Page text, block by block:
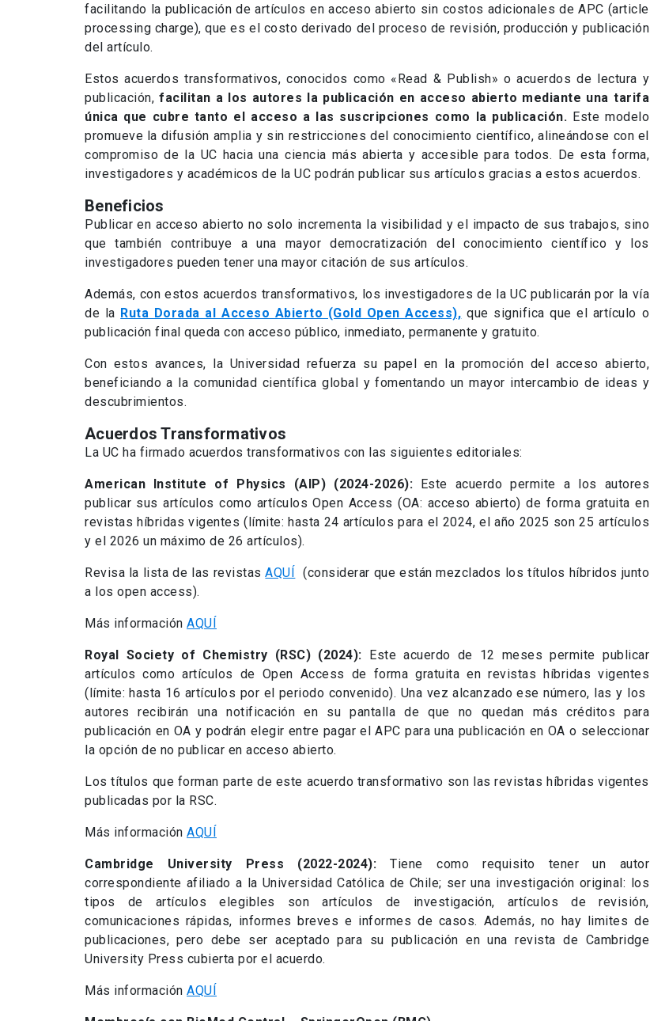
facilitando la publicación de artículos en acceso abierto sin costos adicionales de APC (article
processing charge), que es el costo derivado del proceso de revisión, producción y publicación
del artículo.
Estos acuerdos transformativos, conocidos como «Read & Publish» o acuerdos de lectura y
publicación,facilitan a los autores la publicación en acceso abierto mediante una tarifa
única que cubre tanto el acceso a las suscripciones como la publicación. Este modelo
promueve la difusión amplia y sin restricciones del conocimiento científico, alineándose con el
compromiso de la UC hacia una ciencia más abierta y accesible para todos. De esta forma,
investigadores y académicos de la UC podrán publicar sus artículos gracias a estos acuerdos.
Beneficios
Publicar en acceso abierto no solo incrementa la visibilidad y el impacto de sus trabajos, sino
que también contribuye a una mayor democratización del conocimiento científico y los
investigadores pueden tener una mayor citación de sus artículos.
Además, con estos acuerdos transformativos, los investigadores de la UC publicarán por la vía
de la Ruta Dorada al Acceso Abierto (Gold Open Access), que significa que el artículo o
publicación final queda con acceso público, inmediato, permanente y gratuito.
Con estos avances, la Universidad refuerza su papel en la promoción del acceso abierto,
beneficiando a la comunidad científica global y fomentando un mayor intercambio de ideas y
descubrimientos.
Acuerdos Transformativos
La UC ha firmado acuerdos transformativos con las siguientes editoriales:
American Institute of Physics (AIP) (2024-2026): Este acuerdo permite a los autores
publicar sus artículos como artículos Open Access (OA: acceso abierto) de forma gratuita en
revistas híbridas vigentes (límite: hasta 24 artículos para el 2024, el año 2025 son 25 artículos
y el 2026 un máximo de 26 artículos).
Revisa la lista de las revistasAQUÍ (considerar que están mezclados los títulos híbridos junto
a los open access).
Más información AQUÍ
Royal Society of Chemistry (RSC) (2024): Este acuerdo de 12 meses permite publicar
artículos como artículos de Open Access de forma gratuita en revistas híbridas vigentes
(límite: hasta 16 artículos por el periodo convenido). Una vez alcanzado ese número, las y los
autores recibirán una notificación en su pantalla de que no quedan más créditos para
publicación en OA y podrán elegir entre pagar el APC para una publicación en OA o seleccionar
la opción de no publicar en acceso abierto.
Los títulos que forman parte de este acuerdo transformativo son las revistas híbridas vigentes
publicadas por la RSC.
Más información AQUÍ
Cambridge University Press (2022-2024):Tiene como requisito tener un autor
correspondiente afiliado a la Universidad Católica de Chile; ser una investigación original: los
tipos de artículos elegibles son artículos de investigación, artículos de revisión,
comunicaciones rápidas, informes breves e informes de casos. Además, no hay limites de
publicaciones, pero debe ser aceptado para su publicación en una revista de Cambridge
University Press cubierta por el acuerdo.
Más información AQUÍ